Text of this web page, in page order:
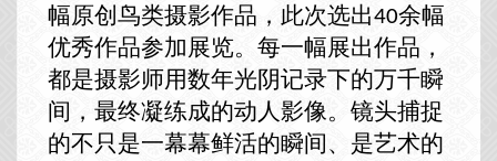
幅原创 鸟类摄影作品， 此次选出40余幅
优秀作品参加展览。每一幅展出作品，
都是摄影师用数年光阴记录下的万千瞬
间，最终凝练成的动人影像。镜头捕捉
的不只是一幕幕鲜活的瞬间 、 是艺术的